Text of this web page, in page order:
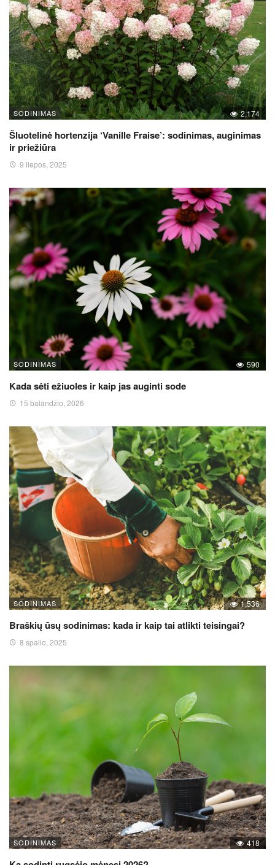
SODINIMAS 2,174
Šluotelinė hortenzija ‘Vanille Fraise’: sodinimas, auginimas
ir priežiūra
9 liepos, 2025
SODINIMAS 590
Kada sėti ežiuoles ir kaip jas auginti sode
15 balandžio, 2026
SODINIMAS 1,536
Braškių ūsų sodinimas: kada ir kaip tai atlikti teisingai?
8 spalio, 2025
SODINIMAS 418